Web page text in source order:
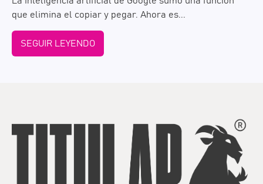
que elimina el copiar y pegar. Ahora es...
SEGUIR LEYENDO